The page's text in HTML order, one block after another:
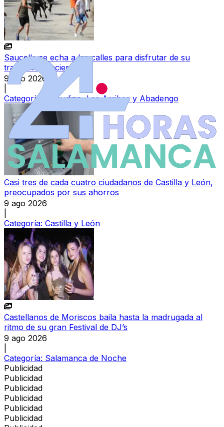
Saucelle se echa a las calles para disfrutar de su
tradicional encierro
9 ago 2026
Categoría:
Vitigudino, Las Arribes y Abadengo
Casi tres de cada cuatro ciudadanos de Castilla y León,
preocupados por sus ahorros
9 ago 2026
Categoría: Castilla y León
Castellanos de Moriscos baila hasta la madrugada al
ritmo de su gran Festival de DJ’s
9 ago 2026
Categoría: Salamanca de Noche
Publicidad
Publicidad
Publicidad
Publicidad
Publicidad
Publicidad